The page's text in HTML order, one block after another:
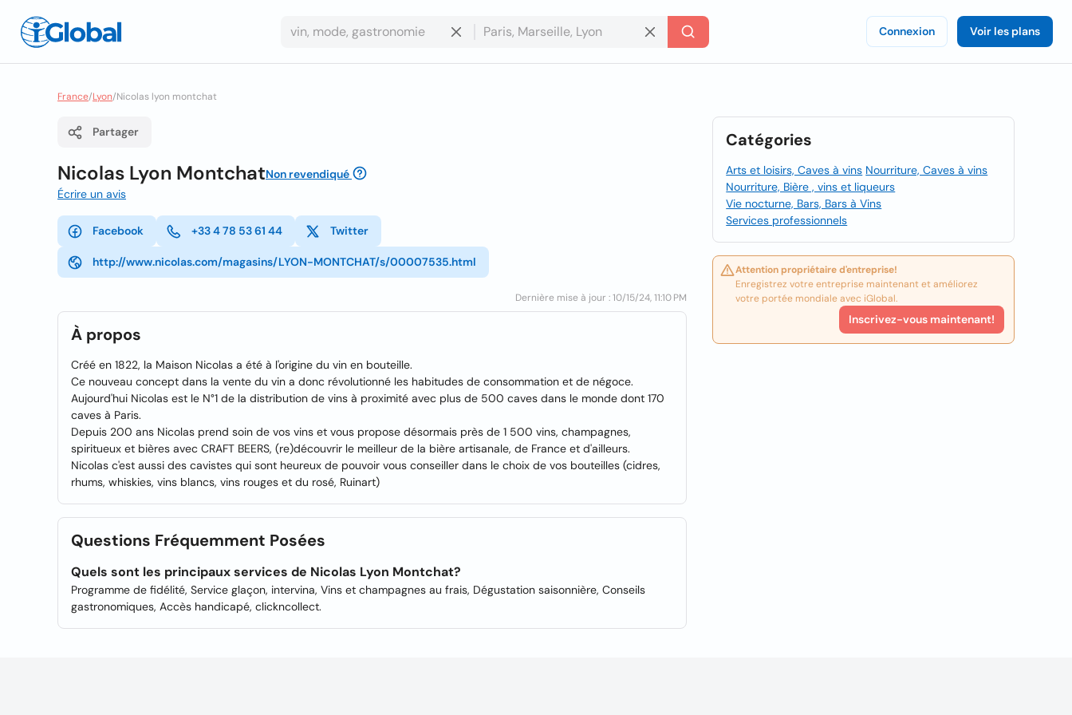
Connexion Voir les plans
France/Lyon/Nicolas lyon montchat
Partager
Nicolas Lyon MontchatNon revendiqué
Écrire un avis
Facebook +33 4 78 53 61 44 Twitter
http://www.nicolas.com/magasins/LYON-MONTCHAT/s/00007535.html
Dernière mise à jour : 10/15/24, 11:10 PM
À propos
Créé en 1822, la Maison Nicolas a été à l'origine du vin en bouteille.
Ce nouveau concept dans la vente du vin a donc révolutionné les habitudes de consommation et de négoce.
Aujourd'hui Nicolas est le N°1 de la distribution de vins à proximité avec plus de 500 caves dans le monde dont 170
caves à Paris.
Depuis 200 ans Nicolas prend soin de vos vins et vous propose désormais près de 1 500 vins, champagnes,
spiritueux et bières avec CRAFT BEERS, (re)découvrir le meilleur de la bière artisanale, de France et d'ailleurs.
Nicolas c'est aussi des cavistes qui sont heureux de pouvoir vous conseiller dans le choix de vos bouteilles (cidres,
rhums, whiskies, vins blancs, vins rouges et du rosé, Ruinart)
Questions Fréquemment Posées
Quels sont les principaux services de Nicolas Lyon Montchat?
Programme de fidélité, Service glaçon, intervina, Vins et champagnes au frais, Dégustation saisonnière, Conseils
gastronomiques, Accès handicapé, clickncollect.
Catégories
Arts et loisirs, Caves à vins Nourriture, Caves à vins
Nourriture, Bière , vins et liqueurs
Vie nocturne, Bars, Bars à Vins
Services professionnels
Attention propriétaire d'entreprise!
Enregistrez votre entreprise maintenant et améliorez
votre portée mondiale avec iGlobal.
Inscrivez-vous maintenant!